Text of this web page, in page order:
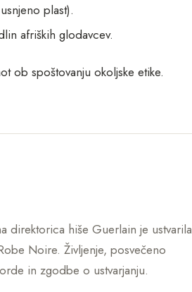
plast).
afriških glodavcev.
ob spoštovanju okoljske etike.
direktorica hiše Guerlain je ustvarila
Noire. Življenje, posvečeno
in zgodbe o ustvarjanju.